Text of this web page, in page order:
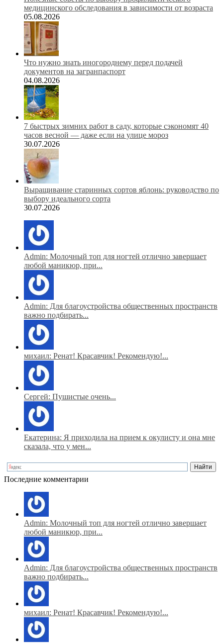
медицинского обследования в зависимости от возраста
05.08.2026
Что нужно знать иногороднему перед подачей
документов на загранпаспорт
04.08.2026
7 быстрых зимних работ в саду, которые сэкономят 40
часов весной — даже если на улице мороз
30.07.2026
Выращивание старинных сортов яблонь: руководство по
выбору идеального сорта
30.07.2026
Admin: Молочный топ для ногтей отлично завершает
любой маникюр, при...
Admin: Для благоустройства общественных пространств
важно подбирать...
михаил: Ренат! Красавчик! Рекомендую!...
Сергей: Пушистые очень...
Екатерина: Я приходила на прием к окулисту и она мне
сказала, что у мен...
Последние комментарии
Admin: Молочный топ для ногтей отлично завершает
любой маникюр, при...
Admin: Для благоустройства общественных пространств
важно подбирать...
михаил: Ренат! Красавчик! Рекомендую!...